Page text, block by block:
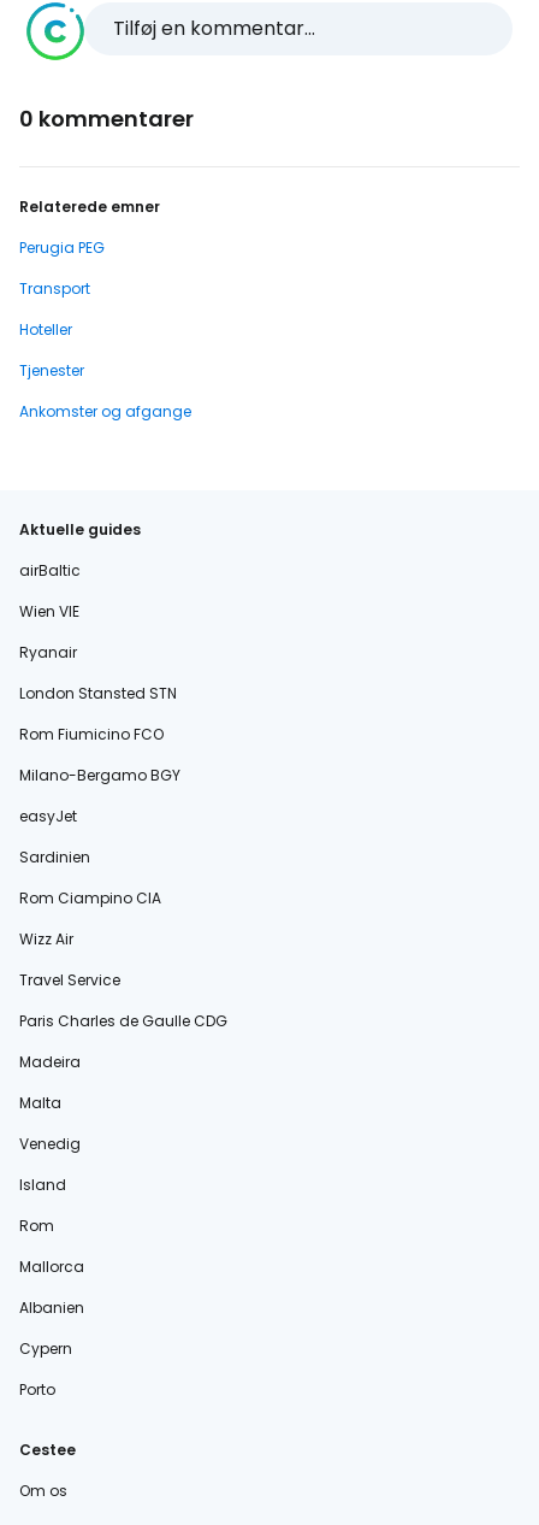
Tilføj en kommentar...
0 kommentarer
Relaterede emner
Perugia PEG
Transport
Hoteller
Tjenester
Ankomster og afgange
Aktuelle guides
airBaltic
Wien VIE
Ryanair
London Stansted STN
Rom Fiumicino FCO
Milano-Bergamo BGY
easyJet
Sardinien
Rom Ciampino CIA
Wizz Air
Travel Service
Paris Charles de Gaulle CDG
Madeira
Malta
Venedig
Island
Rom
Mallorca
Albanien
Cypern
Porto
Cestee
Om os